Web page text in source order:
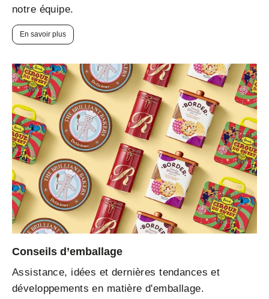
notre équipe.
En savoir plus
Conseils d’emballage
Assistance, idées et dernières tendances et
développements en matière d'emballage.